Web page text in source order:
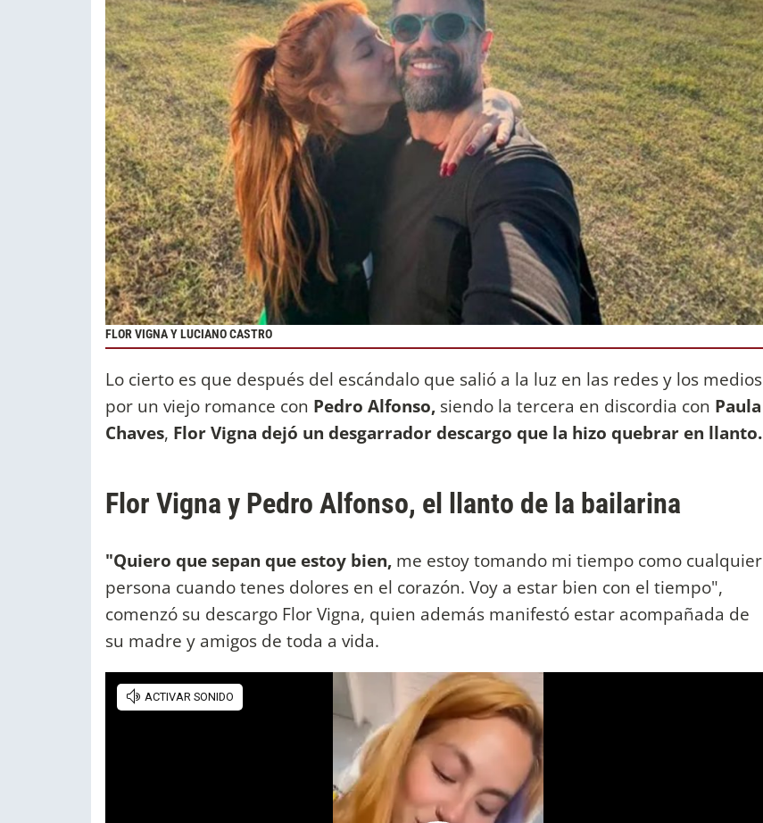
FLOR VIGNA Y LUCIANO CASTRO
Lo cierto es que después del escándalo que salió a la luz en las redes y los medios
por un viejo romance con Pedro Alfonso, siendo la tercera en discordia con Paula
Chaves, Flor Vigna dejó un desgarrador descargo que la hizo quebrar en llanto.
Flor Vigna y Pedro Alfonso, el llanto de la bailarina
"Quiero que sepan que estoy bien, me estoy tomando mi tiempo como cualquier
persona cuando tenes dolores en el corazón. Voy a estar bien con el tiempo",
comenzó su descargo Flor Vigna, quien además manifestó estar acompañada de
su madre y amigos de toda a vida.